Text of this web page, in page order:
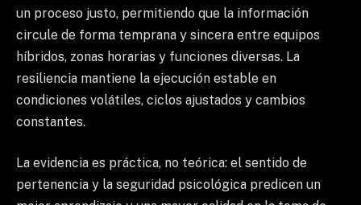
un proceso justo, permitiendo que la información
circule de forma temprana y sincera entre equipos
híbridos, zonas horarias y funciones diversas. La
resiliencia mantiene la ejecución estable en
condiciones volátiles, ciclos ajustados y cambios
constantes.
La evidencia es práctica, no teórica: el sentido de
pertenencia y la seguridad psicológica predicen un